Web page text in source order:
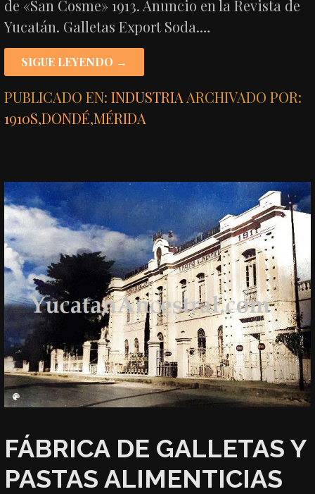
de «San Cosme» 1913. Anuncio en la Revista de
Yucatán. Galletas Export Soda.…
SIGUE LEYENDO →
PUBLICADO EN:INDUSTRIA ARCHIVADO POR:
1910S,DONDÉ,MÉRIDA
FÁBRICA DE GALLETAS Y
PASTAS ALIMENTICIAS